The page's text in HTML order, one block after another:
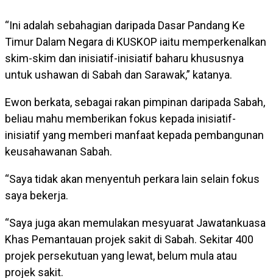
“Ini adalah sebahagian daripada Dasar Pandang Ke
Timur Dalam Negara di KUSKOP iaitu memperkenalkan
skim-skim dan inisiatif-inisiatif baharu khususnya
untuk ushawan di Sabah dan Sarawak,” katanya.
Ewon berkata, sebagai rakan pimpinan daripada Sabah,
beliau mahu memberikan fokus kepada inisiatif-
inisiatif yang memberi manfaat kepada pembangunan
keusahawanan Sabah.
“Saya tidak akan menyentuh perkara lain selain fokus
saya bekerja.
“Saya juga akan memulakan mesyuarat Jawatankuasa
Khas Pemantauan projek sakit di Sabah. Sekitar 400
projek persekutuan yang lewat, belum mula atau
projek sakit.